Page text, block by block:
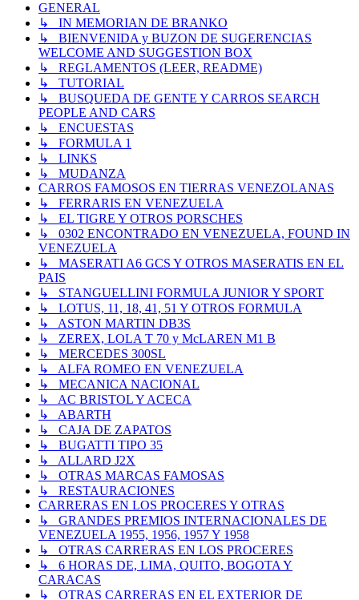
GENERAL
↳ IN MEMORIAN DE BRANKO
↳ BIENVENIDA y BUZON DE SUGERENCIAS
WELCOME AND SUGGESTION BOX
↳ REGLAMENTOS (LEER, README)
↳ TUTORIAL
↳ BUSQUEDA DE GENTE Y CARROS SEARCH
PEOPLE AND CARS
↳ ENCUESTAS
↳ FORMULA 1
↳ LINKS
↳ MUDANZA
CARROS FAMOSOS EN TIERRAS VENEZOLANAS
↳ FERRARIS EN VENEZUELA
↳ EL TIGRE Y OTROS PORSCHES
↳ 0302 ENCONTRADO EN VENEZUELA, FOUND IN
VENEZUELA
↳ MASERATI A6 GCS Y OTROS MASERATIS EN EL
PAIS
↳ STANGUELLINI FORMULA JUNIOR Y SPORT
↳ LOTUS, 11, 18, 41, 51 Y OTROS FORMULA
↳ ASTON MARTIN DB3S
↳ ZEREX, LOLA T 70 y McLAREN M1 B
↳ MERCEDES 300SL
↳ ALFA ROMEO EN VENEZUELA
↳ MECANICA NACIONAL
↳ AC BRISTOL Y ACECA
↳ ABARTH
↳ CAJA DE ZAPATOS
↳ BUGATTI TIPO 35
↳ ALLARD J2X
↳ OTRAS MARCAS FAMOSAS
↳ RESTAURACIONES
CARRERAS EN LOS PROCERES Y OTRAS
↳ GRANDES PREMIOS INTERNACIONALES DE
VENEZUELA 1955, 1956, 1957 Y 1958
↳ OTRAS CARRERAS EN LOS PROCERES
↳ 6 HORAS DE, LIMA, QUITO, BOGOTA Y
CARACAS
↳ OTRAS CARRERAS EN EL EXTERIOR DE